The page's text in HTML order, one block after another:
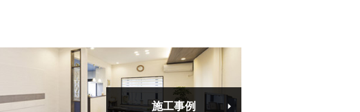
施工事例